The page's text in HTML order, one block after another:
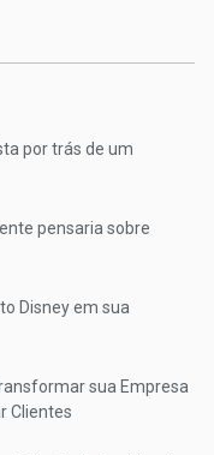
por trás de um
pensaria sobre
Disney em sua
sua Empresa
Clientes